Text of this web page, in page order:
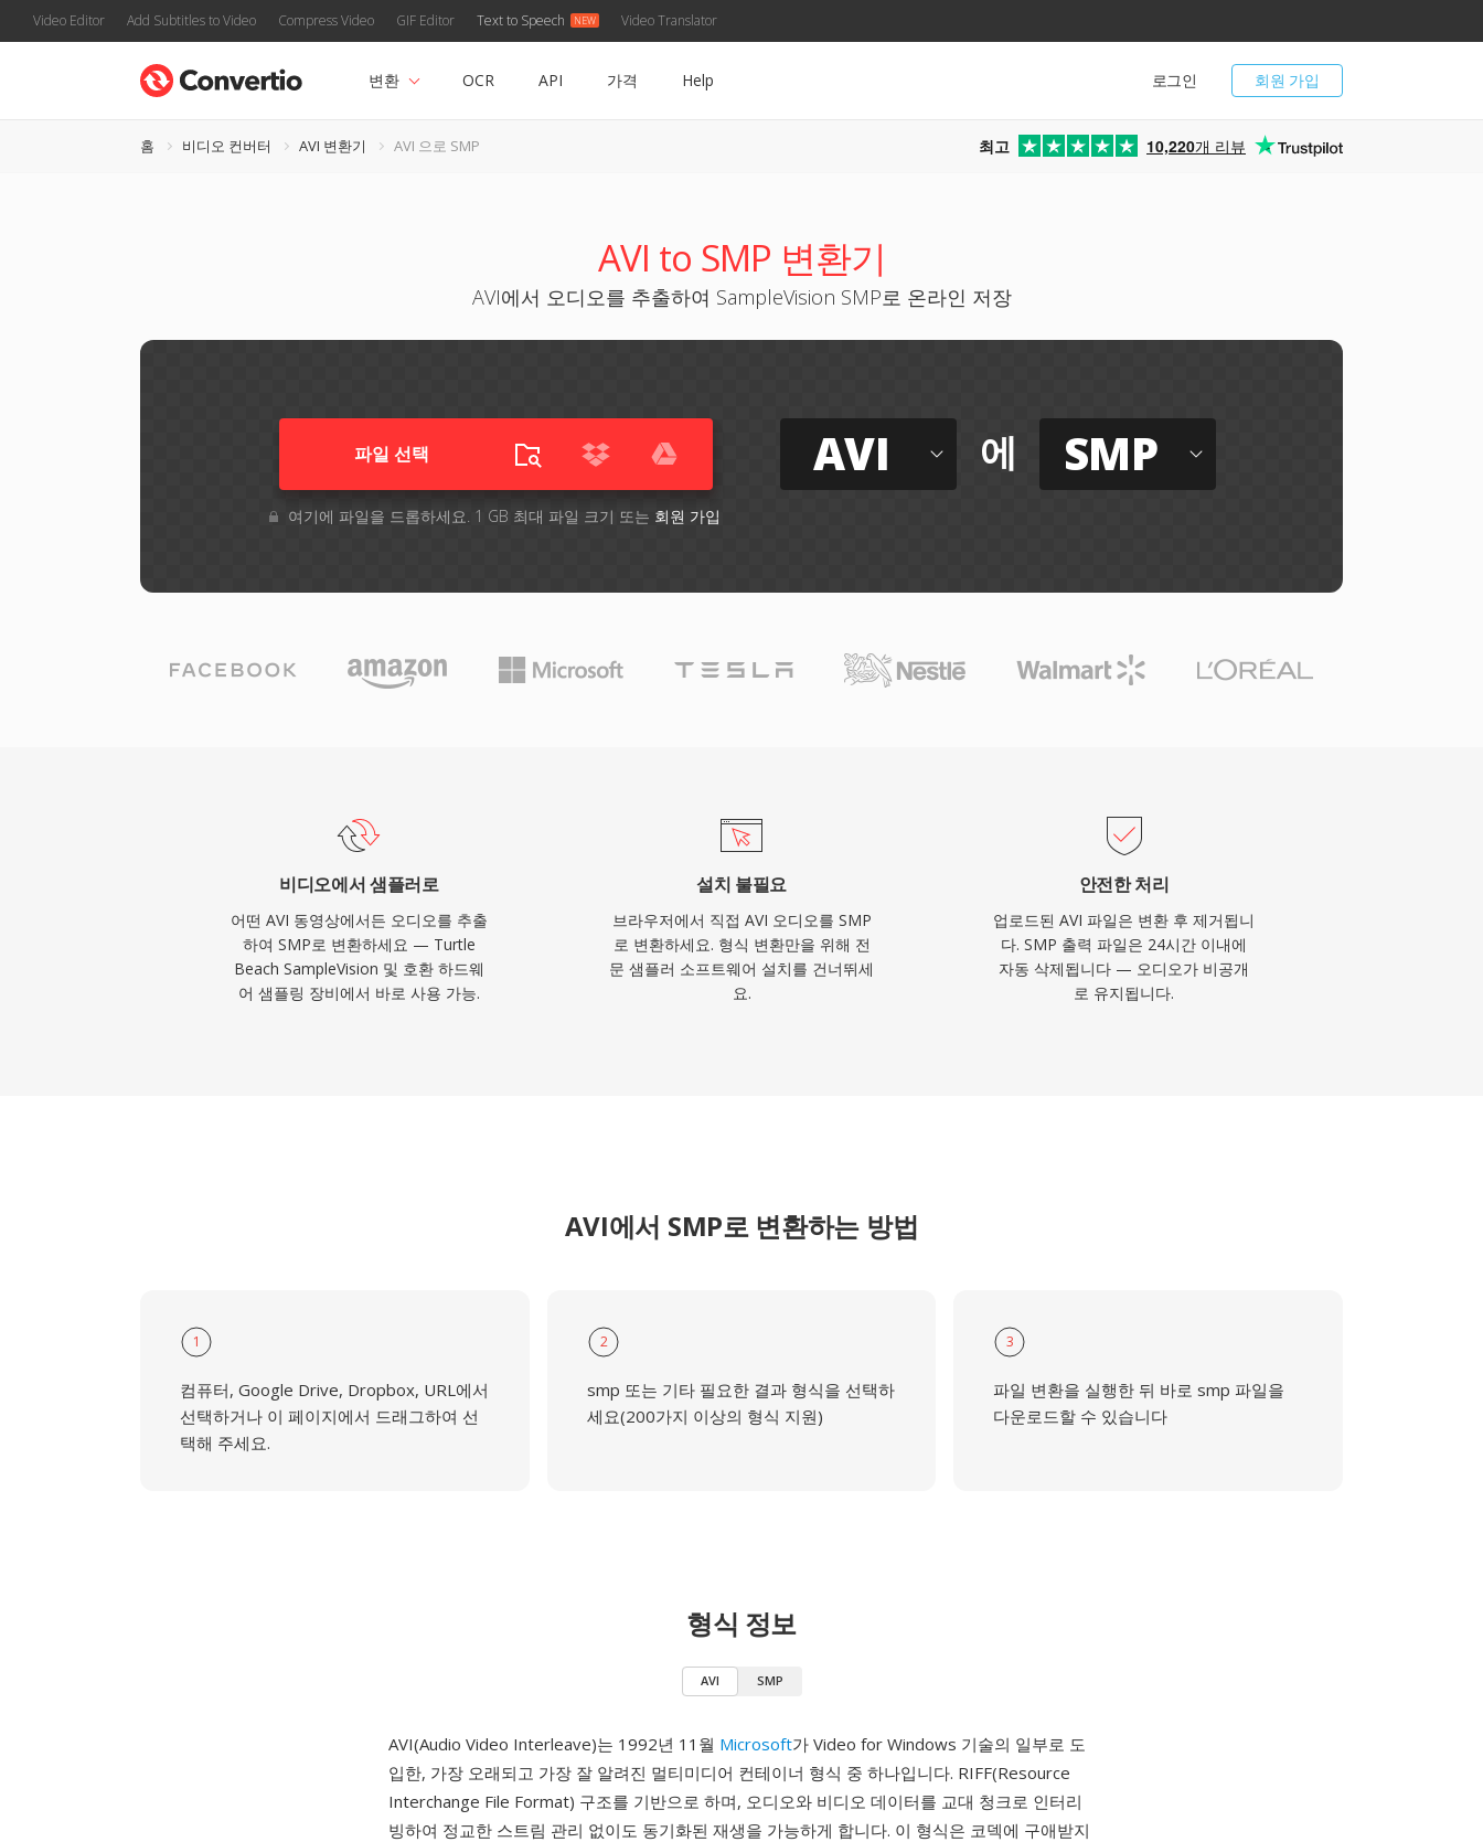
Video Editor Add Subtitles to Video Compress Video GIF Editor Text to Speech Video Translator
회원 가입
로그인
변환 OCR API 가격 Help
홈 비디오 컨버터 AVI 변환기 AVI 으로 SMP 최고 10,220개 리뷰
AVI to SMP 변환기
AVI에서 오디오를 추출하여 SampleVision SMP로 온라인 저장
파일 선택
여기에 파일을 드롭하세요. 1 GB 최대 파일 크기 또는 회원 가입
AVI 에 SMP
비디오에서 샘플러로
어떤 AVI 동영상에서든 오디오를 추출
하여 SMP로 변환하세요 — Turtle
Beach SampleVision 및 호환 하드웨
어 샘플링 장비에서 바로 사용 가능.
설치 불필요
브라우저에서 직접 AVI 오디오를 SMP
로 변환하세요. 형식 변환만을 위해 전
문 샘플러 소프트웨어 설치를 건너뛰세
요.
안전한 처리
업로드된 AVI 파일은 변환 후 제거됩니
다. SMP 출력 파일은 24시간 이내에
자동 삭제됩니다 — 오디오가 비공개
로 유지됩니다.
AVI에서 SMP로 변환하는 방법
1
컴퓨터, Google Drive, Dropbox, URL에서
선택하거나 이 페이지에서 드래그하여 선
택해 주세요.
2
smp 또는 기타 필요한 결과 형식을 선택하
세요(200가지 이상의 형식 지원)
3
파일 변환을 실행한 뒤 바로 smp 파일을
다운로드할 수 있습니다
형식 정보
AVI SMP
AVI(Audio Video Interleave)는 1992년 11월 Microsoft가 Video for Windows 기술의 일부로 도
입한, 가장 오래되고 가장 잘 알려진 멀티미디어 컨테이너 형식 중 하나입니다. RIFF(Resource
Interchange File Format) 구조를 기반으로 하며, 오디오와 비디오 데이터를 교대 청크로 인터리
빙하여 정교한 스트림 관리 없이도 동기화된 재생을 가능하게 합니다. 이 형식은 코덱에 구애받지